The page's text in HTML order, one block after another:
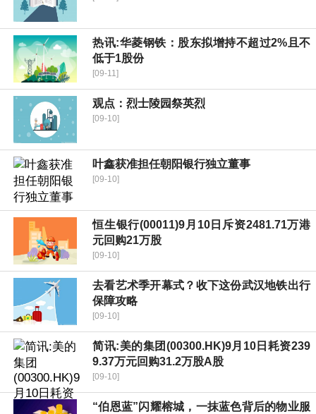
热讯:华菱钢铁：股东拟增持不超过2%且不
低于1股份
[09-11]
观点：烈士陵园祭英烈
[09-10]
叶鑫获准担任朝阳银行独立董事
[09-10]
恒生银行(00011)9月10日斥资2481.71万港
元回购21万股
[09-10]
去看艺术季开幕式？收下这份武汉地铁出行
保障攻略
[09-10]
简讯:美的集团(00300.HK)9月10日耗资239
9.37万元回购31.2万股A股
[09-10]
“伯恩蓝”闪耀榕城，一抹蓝色背后的物业服